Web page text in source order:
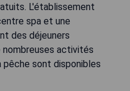
L'établissement
spa et une
des déjeuners
nombreuses activités
sont disponibles